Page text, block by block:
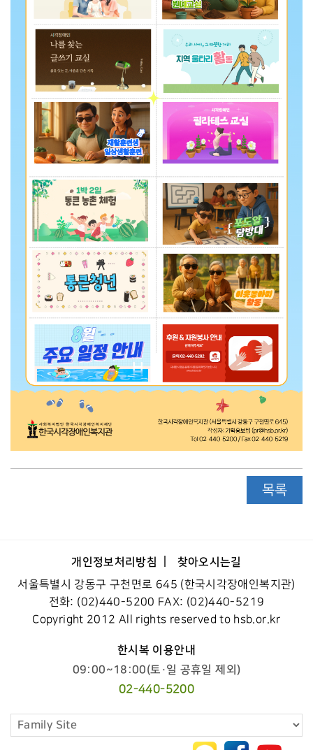
목록
개인정보처리방침 찾아오시는길
서울특별시 강동구 구천면로 645 (한국시각장애인복지관)
전화: (02)440-5200 FAX: (02)440-5219
Copyright 2012 All rights reserved to hsb.or.kr
한시복 이용안내
09:00~18:00(토·일 공휴일 제외)
02-440-5200